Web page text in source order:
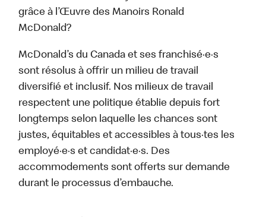
grâce à l’Œuvre des Manoirs Ronald
McDonald?
McDonald’s du Canada et ses franchisé·e·s
sont résolus à offrir un milieu de travail
diversifié et inclusif. Nos milieux de travail
respectent une politique établie depuis fort
longtemps selon laquelle les chances sont
justes, équitables et accessibles à tous·tes les
employé·e·s et candidat·e·s. Des
accommodements sont offerts sur demande
durant le processus d’embauche.